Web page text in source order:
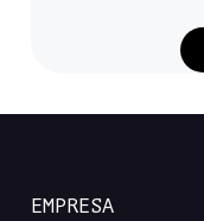
EMPRESA